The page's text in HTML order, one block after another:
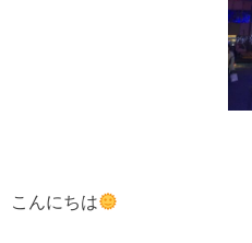
こんにちは